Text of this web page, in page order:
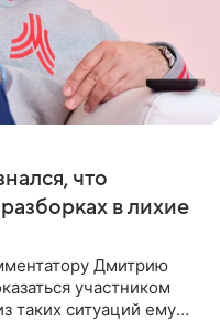
что
в лихие
Дмитрию
участником
таких ситуаций ему